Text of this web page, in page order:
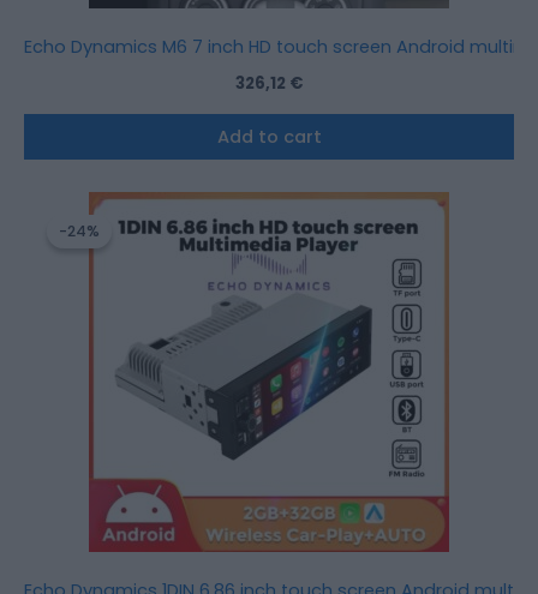
Echo Dynamics M6 7 inch HD touch screen Android
326,12 €
Add to cart
-24%
-24%
Original
price
was:
117,80 €.
Current
price
is:
89,99 €.